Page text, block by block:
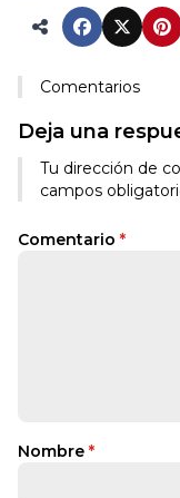
Comentarios
Deja una
Tu dirección de
campos
Comentario *
Nombre *